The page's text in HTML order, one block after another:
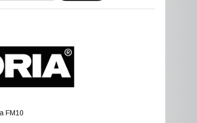
FM10